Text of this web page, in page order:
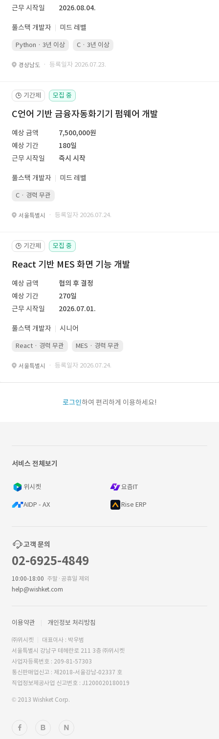
근무 시작일
2026.08.04.
풀스택 개발자 미드 레벨
Python · 3년 이상 C · 3년 이상
경상남도 · 등록일자 2026.07.23.
🕒 기간제 모집 중
C언어 기반 금융자동화기기 펌웨어 개발
예상 금액
7,500,000원
예상 기간
180일
근무 시작일
즉시 시작
풀스택 개발자 미드 레벨
C · 경력 무관
서울특별시 · 등록일자 2026.07.24.
🕒 기간제 모집 중
React 기반 MES 화면 기능 개발
예상 금액
협의 후 결정
예상 기간
270일
근무 시작일
2026.07.01.
풀스택 개발자 시니어
React · 경력 무관 MES · 경력 무관
서울특별시 · 등록일자 2026.07.24.
로그인하여 편리하게 이용하세요!
서비스 전체보기
위시켓 요즘IT
AIDP - AX Rise ERP
고객 문의
02-6925-4849
10:00-18:00 주말·공휴일 제외
help@wishket.com
이용약관 개인정보 처리방침
㈜위시켓
대표이사 : 박우범
서울특별시 강남구 테헤란로 211 3층 ㈜위시켓
사업자등록번호 : 209-81-57303
통신판매업신고 : 제2018-서울강남-02337 호
직업정보제공사업 신고번호 : J1200020180019
© 2013 Wishket Corp.